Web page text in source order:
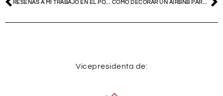
RESEÑAS A MI TRABAJO EN EL PORTAL HOMIFY CÓMO DECORAR UN AIRBNB PARA ALQUILAR MÁS Y MEJOR
Vicepresidenta de: